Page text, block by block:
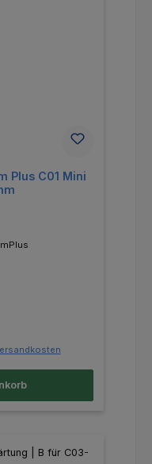
Plus C01 Mini
Preis: